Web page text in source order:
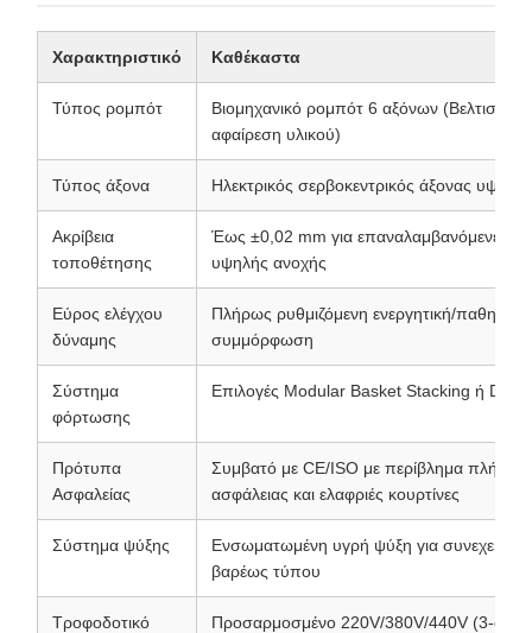
Χαρακτηριστικό Καθέκαστα
Τύπος ρομπότ
Βιομηχανικό ρομπότ 6 αξόνων
αφαίρεση υλικού)
Τύπος άξονα Ηλεκτρικός σερβοκεντρικός άξονας υψηλής
Ακρίβεια
τοποθέτησης
Έως ±0,02 mm για επαναλαμβανόμενες
υψηλής ανοχής
Εύρος ελέγχου
δύναμης
Πλήρως ρυθμιζόμενη ενεργητική/παθητική
συμμόρφωση
Σύστημα
φόρτωσης
Επιλογές Modular Basket Stacking ή
Πρότυπα
Ασφαλείας
Συμβατό με CE/ISO με περίβλημα
ασφάλειας και ελαφριές κουρτίνες
Σύστημα ψύξης
Ενσωματωμένη υγρή ψύξη για συνεχείς
βαρέως τύπου
Τροφοδοτικό Προσαρμοσμένο 220V/380V/440V (3-